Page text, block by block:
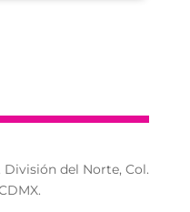
del Norte, Col.